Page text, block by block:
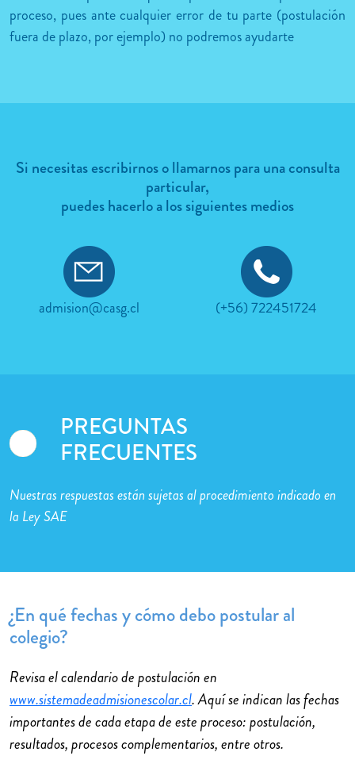
proceso, pues ante cualquier error de tu parte (postulación
fuera de plazo, por ejemplo) no podremos ayudarte
Si necesitas escribirnos o llamarnos para una consulta
particular,
puedes hacerlo a los siguientes medios
admision@casg.cl (+56) 722451724
PREGUNTAS
FRECUENTES
Nuestras respuestas están sujetas al procedimiento indicado en
la Ley SAE
¿En qué fechas y cómo debo postular al
colegio?
Revisa el calendario de postulación en
www.sistemadeadmisionescolar.cl. Aquí se indican las fechas
importantes de cada etapa de este proceso: postulación,
resultados, procesos complementarios, entre otros.